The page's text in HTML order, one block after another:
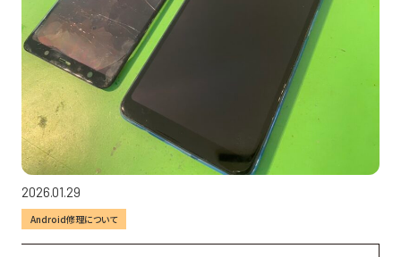
2026.01.29
Android修理について